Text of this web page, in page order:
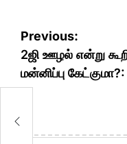
Post
navigation
Previous:
2ஜி ஊழல் என்று
மன்னிப்பு